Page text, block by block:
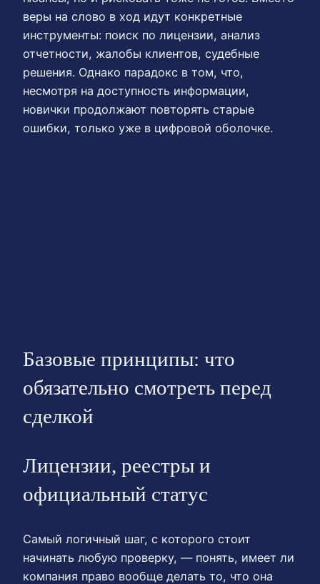
веры на слово в ход идут конкретные
инструменты: поиск по лицензии, анализ
отчетности, жалобы клиентов, судебные
решения. Однако парадокс в том, что,
несмотря на доступность информации,
новички продолжают повторять старые
ошибки, только уже в цифровой оболочке.
Базовые принципы: что
обязательно смотреть перед
сделкой
Лицензии, реестры и
официальный статус
Самый логичный шаг, с которого стоит
начинать любую проверку, — понять, имеет ли
компания право вообще делать то, что она